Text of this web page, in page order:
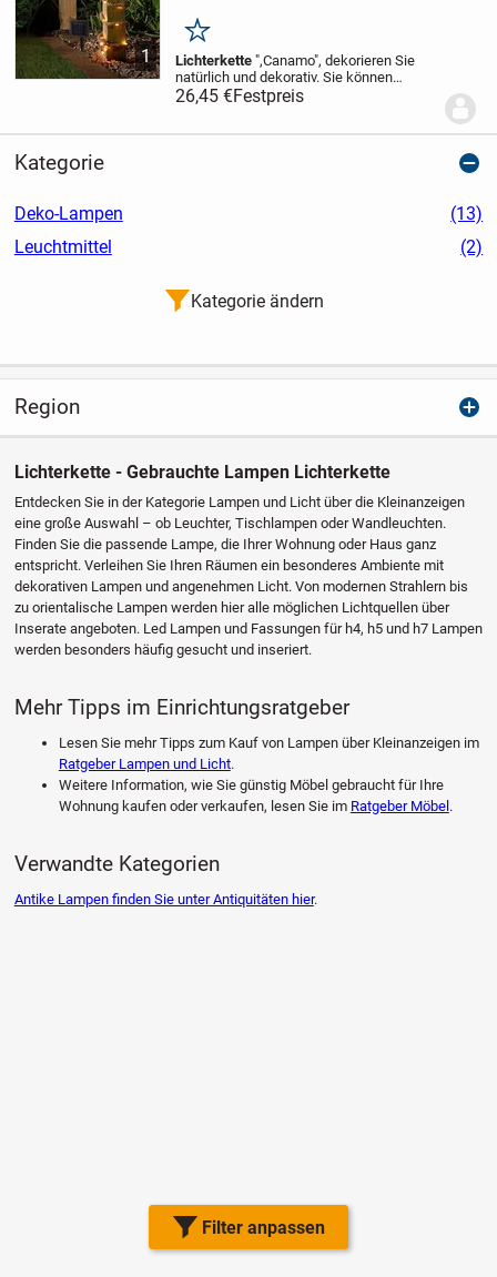
Filter anpassen
1
Merken
Lichterkette",Canamo", dekorieren Sie
natürlich und dekorativ. Sie können
Pergolen, Rankhilfen und sonstige
Pfosten damit hervorheben und erzeugen
26,45 €Festpreis
Kategorie
Deko-Lampen
(13)
Leuchtmittel
(2)
Kategorie ändern
Region
Lichterkette - Gebrauchte Lampen Lichterkette
Entdecken Sie in der Kategorie Lampen und Licht über die Kleinanzeigen
eine große Auswahl – ob Leuchter, Tischlampen oder Wandleuchten.
Finden Sie die passende Lampe, die Ihrer Wohnung oder Haus ganz
entspricht. Verleihen Sie Ihren Räumen ein besonderes Ambiente mit
dekorativen Lampen und angenehmen Licht. Von modernen Strahlern bis
zu orientalische Lampen werden hier alle möglichen Lichtquellen über
Inserate angeboten. Led Lampen und Fassungen für h4, h5 und h7 Lampen
werden besonders häufig gesucht und inseriert.
Mehr Tipps im Einrichtungsratgeber
Lesen Sie mehr Tipps zum Kauf von Lampen über Kleinanzeigen im
Ratgeber Lampen und Licht.
Weitere Information, wie Sie günstig Möbel gebraucht für Ihre
Wohnung kaufen oder verkaufen, lesen Sie im Ratgeber Möbel .
Verwandte Kategorien
Antike Lampen finden Sie unter Antiquitäten hier.